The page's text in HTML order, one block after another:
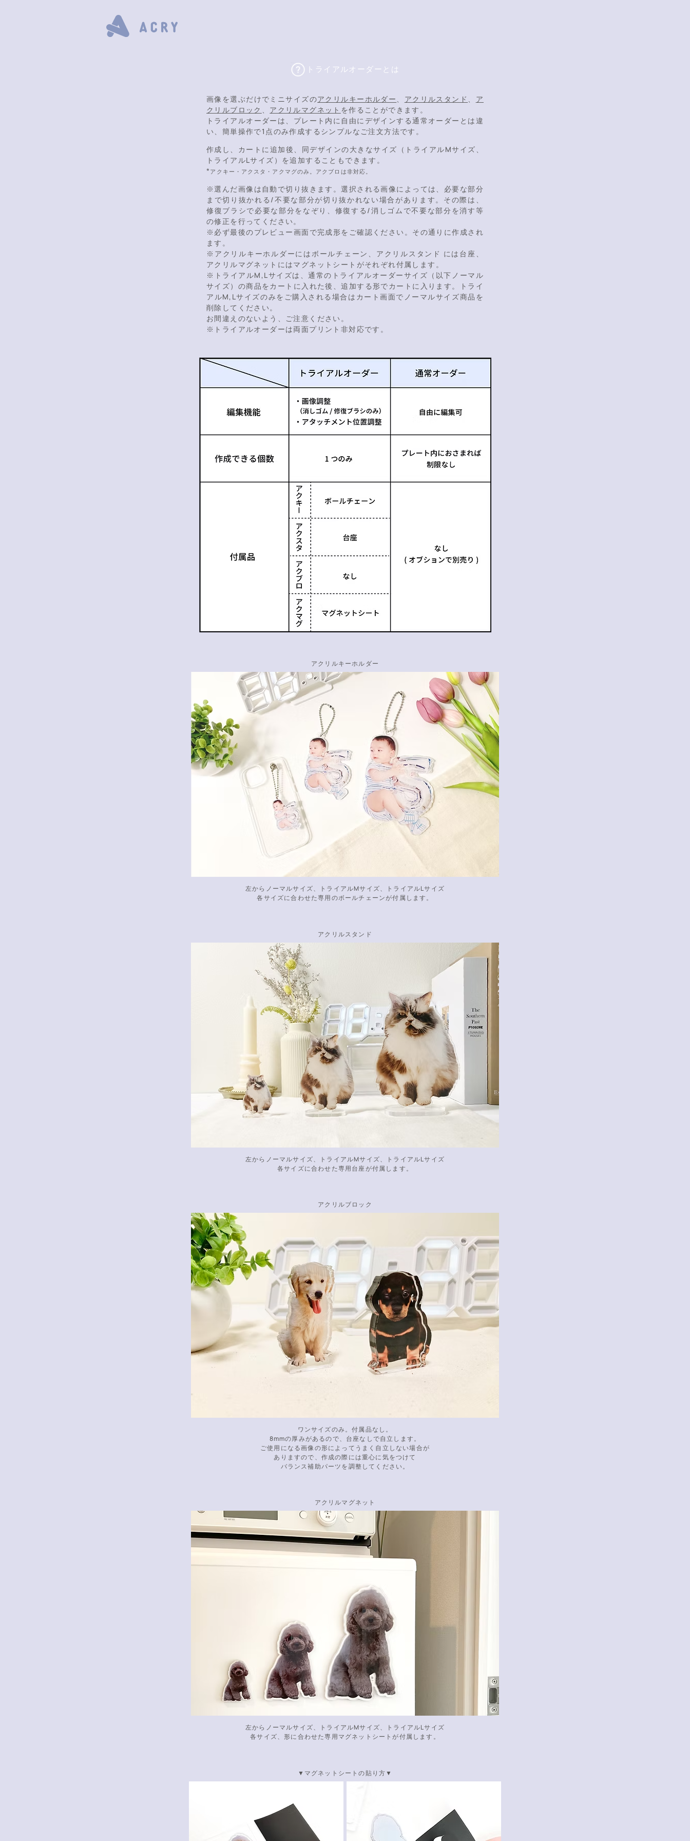
トライアルオーダーとは
画像を選ぶだけでミニサイズのアクリルキーホルダー アクリルスタンド
ア
クリルブロック
アクリルマグネット を作ることができます。
トライアルオーダーは、プレート内に自由にデザインする通常オーダーとは違
い、簡単操作で1点のみ作成するシンプルなご注文方法です。
作成し、カートに追加後、同デザインの大きなサイズ（トライアルMサイズ、
トライアルLサイズ）を追加することもできます。
* アクキー・アクスタ・アクマグのみ。アクブロは非対応。
※選んだ画像は自動で切り抜きます。選択される画像によっては、必要な部分
まで切り抜かれる/不要な部分が切り抜かれない場合があります。その際は、
修復ブラシで必要な部分をなぞり、修復する/消しゴムで不要な部分を消す等
の修正を行ってください。
※必ず最後のプレビュー画面で完成形をご確認ください。その通りに作成され
ます。
※アクリルキーホルダーにはボールチェーン、アクリルスタンド には台座、
アクリルマグネットにはマグネットシートがそれぞれ付属します。
※トライアルM,Lサイズは、通常のトライアルオーダーサイズ（以下ノーマル
サイズ）の商品をカートに入れた後、追加する形でカートに入ります。トライ
アルM,Lサイズのみをご購入される場合はカート画面でノーマルサイズ商品を
削除してください。
お間違えのないよう、ご注意ください。
※トライアルオーダーは両面プリント非対応です。
アクリルキーホルダー
左からノーマルサイズ、トライアルMサイズ、
トライアルLサイズ
各サイズに合わせた専用のボールチェーンが付属します。
アクリルスタンド
左からノーマルサイズ、トライアルMサイズ、
トライアルLサイズ
各サイズに合わせた専用台座が付属します。
アクリルブロック
ワンサイズのみ。付属品なし。
8mmの厚みがあるので、台座なしで自立します。
ご使用になる画像の形によってうまく自立しない場合が
ありますので、作成の際には重心に気をつけて
バランス補助パーツを調整してください。
アクリルマグネット
左からノーマルサイズ、トライアルMサイズ、
トライアルLサイズ
各サイズ、形に合わせた専用マグネットシートが付属します。
▼マグネットシートの貼り方▼